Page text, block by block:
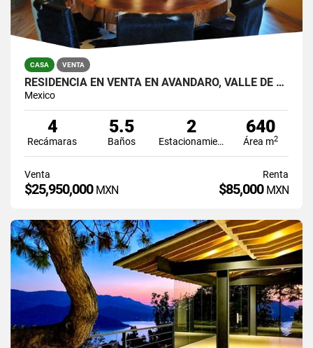
CASA VENTA
RESIDENCIA EN VENTA EN AVÁNDARO, VALLE DE BRAVO
Mexico
4
Recámaras
5.5
Baños
2
Estacionamiento
640
Área m2
Venta
$25,950,000 MXN
Renta
$85,000 MXN